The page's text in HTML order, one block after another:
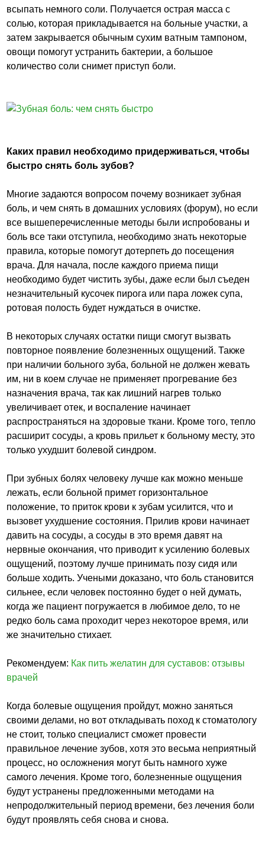
всыпать немного соли. Получается острая масса с
солью, которая прикладывается на больные участки, а
затем закрывается обычным сухим ватным тампоном,
овощи помогут устранить бактерии, а большое
количество соли снимет приступ боли.
Каких правил необходимо придерживаться, чтобы
быстро снять боль зубов?
Многие задаются вопросом почему возникает зубная
боль, и чем снять в домашних условиях (форум), но если
все вышеперечисленные методы были испробованы и
боль все таки отступила, необходимо знать некоторые
правила, которые помогут дотерпеть до посещения
врача. Для начала, после каждого приема пищи
необходимо будет чистить зубы, даже если был съеден
незначительный кусочек пирога или пара ложек супа,
ротовая полость будет нуждаться в очистке.
В некоторых случаях остатки пищи смогут вызвать
повторное появление болезненных ощущений. Также
при наличии больного зуба, больной не должен жевать
им, ни в коем случае не применяет прогревание без
назначения врача, так как лишний нагрев только
увеличивает отек, и воспаление начинает
распространяться на здоровые ткани. Кроме того, тепло
расширит сосуды, а кровь прильет к больному месту, это
только ухудшит болевой синдром.
При зубных болях человеку лучше как можно меньше
лежать, если больной примет горизонтальное
положение, то приток крови к зубам усилится, что и
вызовет ухудшение состояния. Прилив крови начинает
давить на сосуды, а сосуды в это время давят на
нервные окончания, что приводит к усилению болевых
ощущений, поэтому лучше принимать позу сидя или
больше ходить. Учеными доказано, что боль становится
сильнее, если человек постоянно будет о ней думать,
когда же пациент погружается в любимое дело, то не
редко боль сама проходит через некоторое время, или
же значительно стихает.
Рекомендуем: Как пить желатин для суставов: отзывы
врачей
Когда болевые ощущения пройдут, можно заняться
своими делами, но вот откладывать поход к стоматологу
не стоит, только специалист сможет провести
правильное лечение зубов, хотя это весьма неприятный
процесс, но осложнения могут быть намного хуже
самого лечения. Кроме того, болезненные ощущения
будут устранены предложенными методами на
непродолжительный период времени, без лечения боли
будут проявлять себя снова и снова.